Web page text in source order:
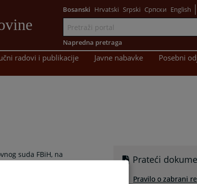
sadržaj
Bosanski Hrvatski Srpski Српски English
Napredna pretraga
radovi i publikacije Javne nabavke
Posebni
suda FBiH, na
Prateći
Pravilo o zabrani